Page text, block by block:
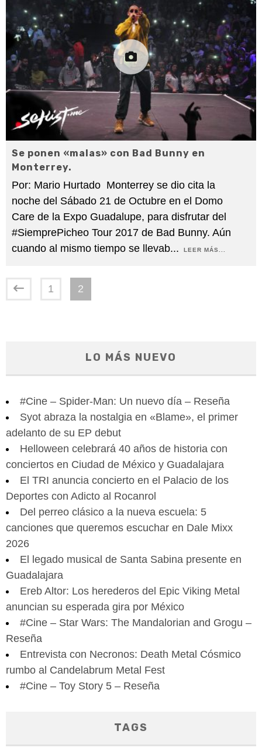
Se ponen «malas» con Bad Bunny en
Monterrey.
Por: Mario Hurtado Monterrey se dio cita la
noche del Sábado 21 de Octubre en el Domo
Care de la Expo Guadalupe, para disfrutar del
#SiemprePicheo Tour 2017 de Bad Bunny. Aún
cuando al mismo tiempo se llevab... LEER MÁS...
1 2
LO MÁS NUEVO
#Cine – Spider-Man: Un nuevo día – Reseña
Syot abraza la nostalgia en «Blame», el primer
adelanto de su EP debut
Helloween celebrará 40 años de historia con
conciertos en Ciudad de México y Guadalajara
El TRI anuncia concierto en el Palacio de los
Deportes con Adicto al Rocanrol
Del perreo clásico a la nueva escuela: 5
canciones que queremos escuchar en Dale Mixx
2026
El legado musical de Santa Sabina presente en
Guadalajara
Ereb Altor: Los herederos del Epic Viking Metal
anuncian su esperada gira por México
#Cine – Star Wars: The Mandalorian and Grogu –
Reseña
Entrevista con Necronos: Death Metal Cósmico
rumbo al Candelabrum Metal Fest
#Cine – Toy Story 5 – Reseña
TAGS